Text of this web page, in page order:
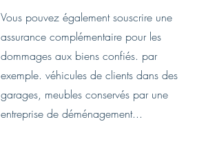
Vous pouvez également souscrire une
assurance complémentaire pour les
dommages aux biens confiés. par
exemple. véhicules de clients dans des
garages, meubles conservés par une
entreprise de déménagement...